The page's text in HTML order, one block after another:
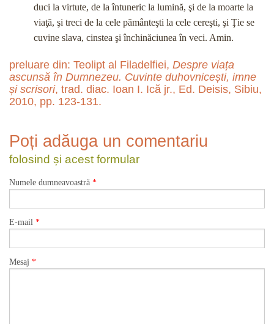
duci la virtute, de la întuneric la lumină, şi de la moarte la
viaţă, şi treci de la cele pământeşti la cele cereşti, şi Ţie se
cuvine sla­va, cinstea şi închinăciunea în veci. Amin.
preluare din: Teolipt al Filadelfiei, Despre viața
ascunsă în Dumnezeu. Cuvinte duhovnicești, imne
și scrisori, trad. diac. Ioan I. Ică jr., Ed. Deisis, Sibiu,
2010, pp. 123-131.
Poți adăuga un comentariu
folosind și acest formular
Numele dumneavoastră *
E-mail *
Mesaj *